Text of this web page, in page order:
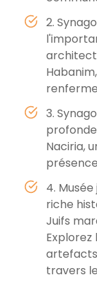
2.
3.
Naciria,
4.
riche
Juifs
travers